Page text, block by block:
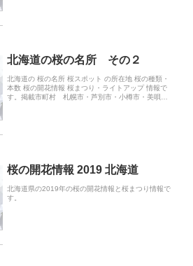
北海道の桜の名所 その２
北海道の 桜の名所 桜スポット の所在地 桜の種類・
本数 桜の開花情報 桜まつり・ライトアップ 情報で
す。掲載市町村 札幌市・芦別市・小樽市・美唄
桜の開花情報 2019 北海道
北海道県の2019年の桜の開花情報と桜まつり情報で
す。